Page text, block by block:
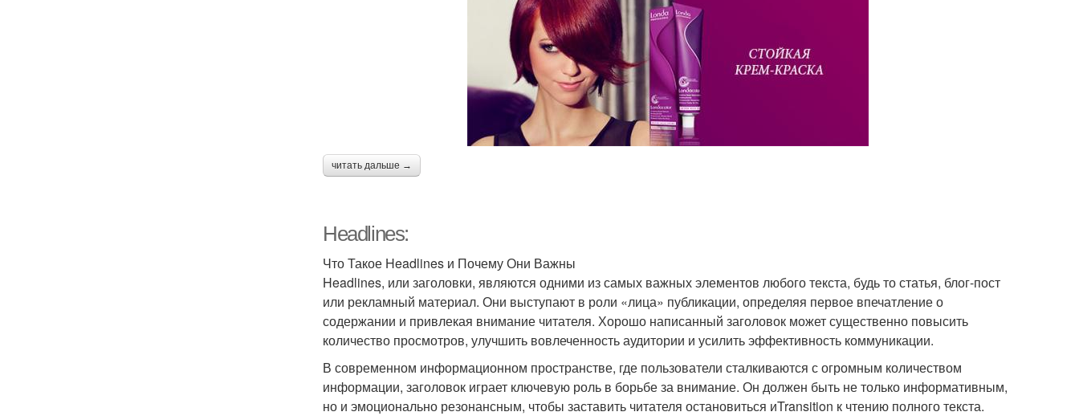
читать дальше →
Headlines:
Что Такое Headlines и Почему Они Важны
Headlines, или заголовки, являются одними из самых важных элементов любого текста, будь то статья, блог-пост
или рекламный материал. Они выступают в роли «лица» публикации, определяя первое впечатление о
содержании и привлекая внимание читателя. Хорошо написанный заголовок может существенно повысить
количество просмотров, улучшить вовлеченность аудитории и усилить эффективность коммуникации.
В современном информационном пространстве, где пользователи сталкиваются с огромным количеством
информации, заголовок играет ключевую роль в борьбе за внимание. Он должен быть не только информативным,
но и эмоционально резонансным, чтобы заставить читателя остановиться иTransition к чтению полного текста.